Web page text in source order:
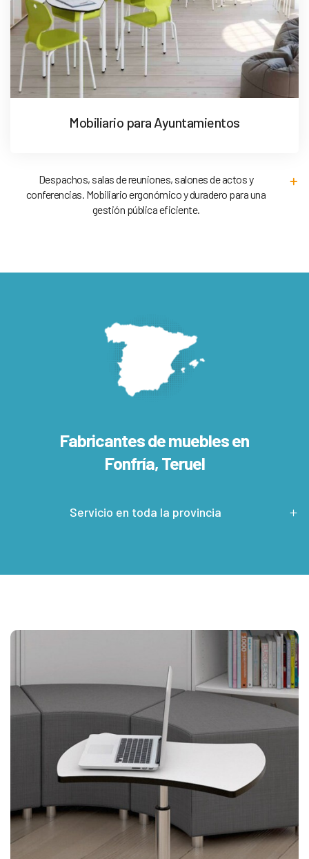
Mobiliario para Ayuntamientos
Despachos, salas de reuniones, salones de actos y
conferencias. Mobiliario ergonómico y duradero para una
gestión pública eficiente.
Fabricantes de muebles en
Fonfría, Teruel
Servicio en toda la provincia